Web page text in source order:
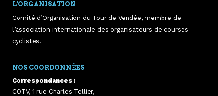
L’ORGANISATION
Comité d’Organisation du Tour de Vendée, membre de
l’association internationale des organisateurs de courses
cyclistes.
NOS COORDONNÉES
Correspondances :
COTV, 1 rue Charles Tellier,